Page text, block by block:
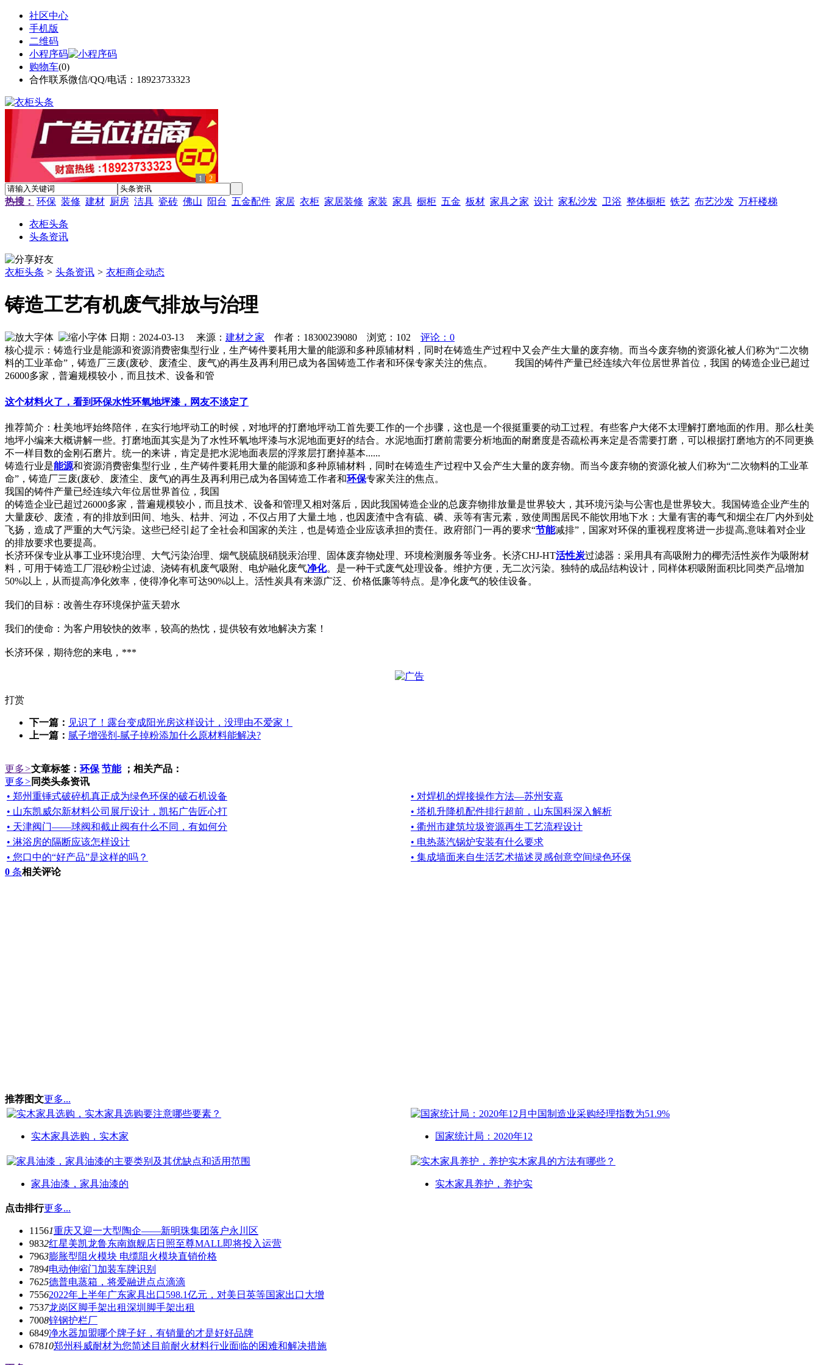
社区中心
手机版
二维码
小程序码
购物车(0)
合作联系微信/QQ/电话：18923733323
1 2
热搜： 环保 装修 建材 厨房 洁具 瓷砖 佛山 阳台 五金配件 家居 衣柜 家居装修 家装 家具 橱柜 五金 板材 家具之家 设计 家私沙发 卫浴 整体橱柜 铁艺 布艺沙发 万杆楼梯
衣柜头条
头条资讯
衣柜头条 > 头条资讯 > 衣柜商企动态
铸造工艺有机废气排放与治理
日期：2024-03-13 来源： 建材之家 作者：18300239080 浏览： 102
评论：0
核心提示：铸造行业是能源和资源消费密集型行业，生产铸件要耗用大量的能源和多种原辅材料，同时在铸造生产过程中又会产生大量的废弃物。而当今废弃物的资源化被人们称为“二次物
料的工业革命”，铸造厂三废(废砂、废渣尘、废气)的再生及再利用已成为各国铸造工作者和环保专家关注的焦点。 我国的铸件产量已经连续六年位居世界首位，我国 的铸造企业已超过
26000多家，普遍规模较小，而且技术、设备和管
这个材料火了，看到环保水性环氧地坪漆，网友不淡定了
推荐简介：杜美地坪始终陪伴，在实行地坪动工的时候，对地坪的打磨地坪动工首先要工作的一个步骤，这也是一个很挺重要的动工过程。有些客户大佬不太理解打磨地面的作用。那么杜美
地坪小编来大概讲解一些。打磨地面其实是为了水性环氧地坪漆与水泥地面更好的结合。水泥地面打磨前需要分析地面的耐磨度是否疏松再来定是否需要打磨，可以根据打磨地方的不同更换
不一样目数的金刚石磨片。统一的来讲，肯定是把水泥地面表层的浮浆层打磨掉基本......
铸造行业是能源和资源消费密集型行业，生产铸件要耗用大量的能源和多种原辅材料，同时在铸造生产过程中又会产生大量的废弃物。而当今废弃物的资源化被人们称为“二次物料的工业革
命”，铸造厂三废(废砂、废渣尘、废气)的再生及再利用已成为各国铸造工作者和环保专家关注的焦点。
我国的铸件产量已经连续六年位居世界首位，我国
的铸造企业已超过26000多家，普遍规模较小，而且技术、设备和管理又相对落后，因此我国铸造企业的总废弃物排放量是世界较大，其环境污染与公害也是世界较大。我国铸造企业产生的
大量废砂、废渣，有的排放到田间、地头、枯井、河边，不仅占用了大量土地，也因废渣中含有硫、磷、汞等有害元素，致使周围居民不能饮用地下水；大量有害的毒气和烟尘在厂内外到处
飞扬，造成了严重的大气污染。这些已经引起了全社会和国家的关注，也是铸造企业应该承担的责任。政府部门一再的要求“节能减排”，国家对环保的重视程度将进一步提高,意味着对企业
的排放要求也要提高。
长济环保专业从事工业环境治理、大气污染治理、烟气脱硫脱硝脱汞治理、固体废弃物处理、环境检测服务等业务。长济CHJ-HT活性炭过滤器：采用具有高吸附力的椰壳活性炭作为吸附材
料，可用于铸造工厂混砂粉尘过滤、浇铸有机废气吸附、电炉融化废气净化。是一种干式废气处理设备。维护方便，无二次污染。独特的成品结构设计，同样体积吸附面积比同类产品增加
50%以上，从而提高净化效率，使得净化率可达90%以上。活性炭具有来源广泛、价格低廉等特点。是净化废气的较佳设备。
我们的目标：改善生存环境保护蓝天碧水
我们的使命：为客户用较快的效率，较高的热忱，提供较有效地解决方案！
长济环保，期待您的来电，***
打赏
下一篇： 见识了！露台变成阳光房这样设计，没理由不爱家！
上一篇： 腻子增强剂-腻子掉粉添加什么原材料能解决?
更多>文章标签： 环保 节能；相关产品：
更多> 同类头条资讯
• 郑州重锤式破碎机真正成为绿色环保的破石机设备
• 对焊机的焊接操作方法—苏州安嘉
• 山东凯威尔新材料公司展厅设计，凯拓广告匠心打
• 塔机升降机配件排行超前，山东国科深入解析
• 天津阀门——球阀和截止阀有什么不同，有如何分
• 衢州市建筑垃圾资源再生工艺流程设计
• 淋浴房的隔断应该怎样设计
• 电热蒸汽锅炉安装有什么要求
• 您口中的“好产品”是这样的吗？
• 集成墙面来自生活艺术描述灵感创意空间绿色环保
0 条相关评论
推荐图文更多...
实木家具选购，实木家 国家统计局：2020年12
家具油漆，家具油漆的 实木家具养护，养护实
点击排行更多...
11561重庆又迎一大型陶企——新明珠集团落户永川区
9832红星美凯龙鲁东南旗舰店日照至尊MALL即将投入运营
7963膨胀型阻火模块 电缆阻火模块直销价格
7894电动伸缩门加装车牌识别
7625德普电蒸箱，将爱融进点点滴滴
75562022年上半年广东家具出口598.1亿元，对美日英等国家出口大增
7537龙岗区脚手架出租深圳脚手架出租
7008锌钢护栏厂
6849净水器加盟哪个牌子好，有销量的才是好好品牌
67810郑州科威耐材为您简述目前耐火材料行业面临的困难和解决措施